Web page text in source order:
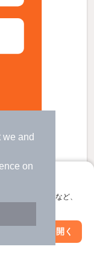
we and
on
探し
お気に入り保存など、
アプリを開く
など）
絞り込み条件を変更